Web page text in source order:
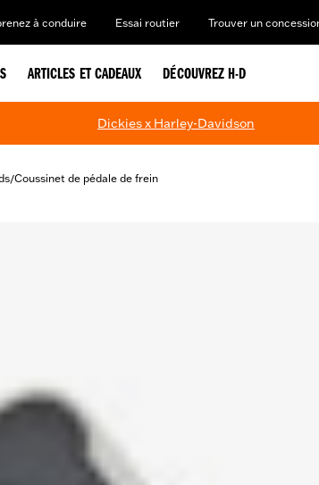
à conduire Essai routier Trouver un
ARTICLES ET CADEAUX DÉCOUVREZ H-D
Dickies x Harley-Davidson
/Coussinet de pédale de frein